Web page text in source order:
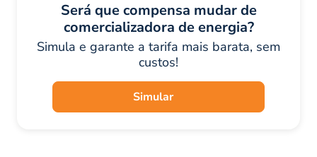
Será que compensa mudar de
comercializadora de energia?
Simula e garante a tarifa mais barata, sem
custos!
Simular